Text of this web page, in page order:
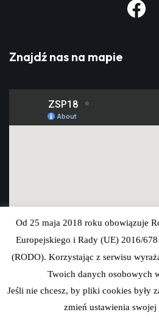
Znajdź nas na mapie
Od 25 maja 2018 roku obowiązuje
Europejskiego i Rady (UE) 2016/
(RODO). Korzystając z serwisu
Twoich danych osobowych
Jeśli nie chcesz, by pliki cookies były
zmień ustawienia